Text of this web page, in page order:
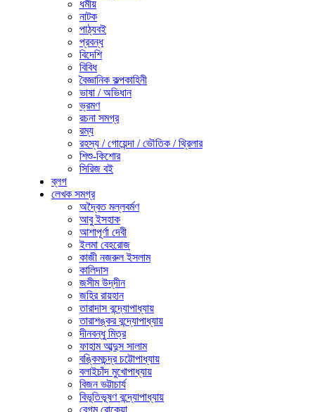
ধর্মীয়
নাটক
পাঠ্যবই
প্রবন্ধ
বিদেশি
বিবিধ
বৈজ্ঞানিক কল্পকাহিনী
ভাষা / অভিধান
ভ্রমণ
রচনা সমগ্র
রম্য
রহস্য / গোয়েন্দা / ভৌতিক / থ্রিলার
শিশু-কিশোর
সিরিজ বই
ব্লগ
লেখক সমগ্র
অদ্বৈত মল্লবর্মণ
আবু ইসহাক
আশাপূর্ণা দেবী
ইলমা বেহরোজ
কাজী নজরুল ইসলাম
কালিদাস
জসীম উদ্‌দীন
জহির রায়হান
তারাদাস বন্দ্যোপাধ্যায়
তারাশঙ্কর বন্দ্যোপাধ্যায়
দীনবন্ধু মিত্র
ফাহাম আব্দুস সালাম
বঙ্কিমচন্দ্র চট্টোপাধ্যায়
বলাইচাঁদ মুখোপাধ্যায়
বিজন ভট্টাচার্য
বিভূতিভূষণ বন্দ্যোপাধ্যায়
বেগম রোকেয়া